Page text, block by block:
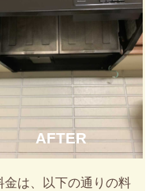
AFTER
は、以下の通りの料